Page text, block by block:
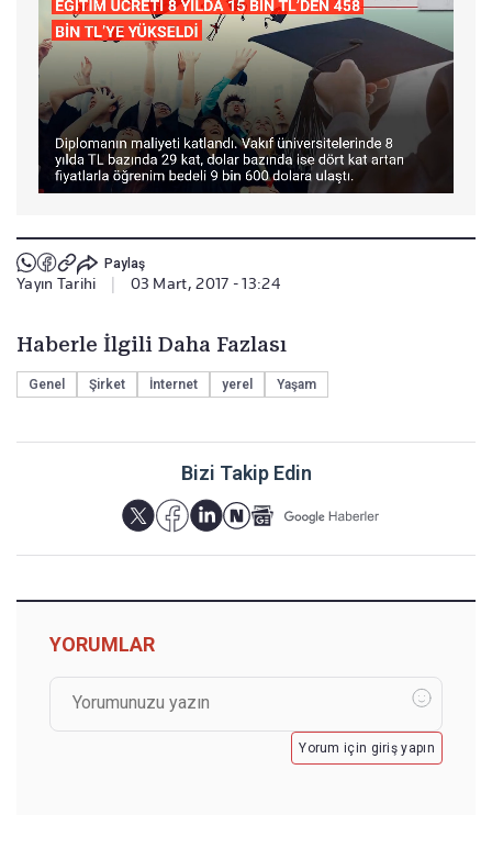
Paylaş
Yayın Tarihi | 03 Mart, 2017 - 13:24
Haberle İlgili Daha Fazlası
Genel Şirket İnternet yerel Yaşam
Bizi Takip Edin
YORUMLAR
Yorum için giriş yapın